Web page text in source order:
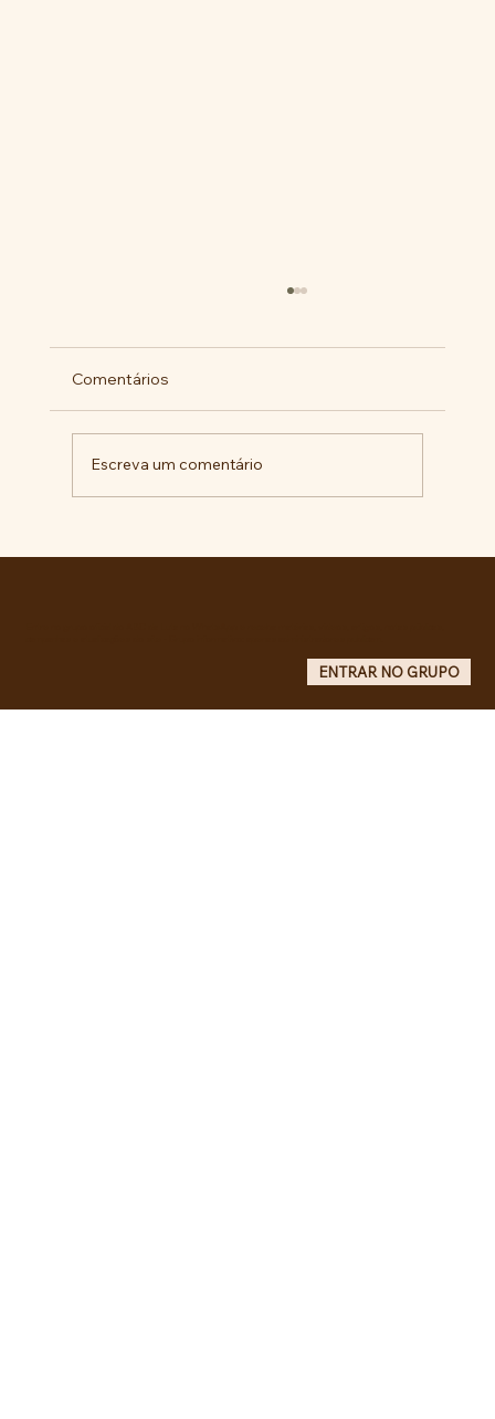
Comentários
Escreva um comentário
ENTRAR NO GRUPO